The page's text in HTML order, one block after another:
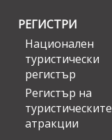
РЕГИСТРИ
Национален
туристически
регистър
Регистър на
туристическите
атракции